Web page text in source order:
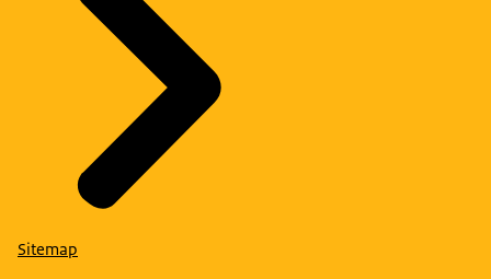
Sitemap